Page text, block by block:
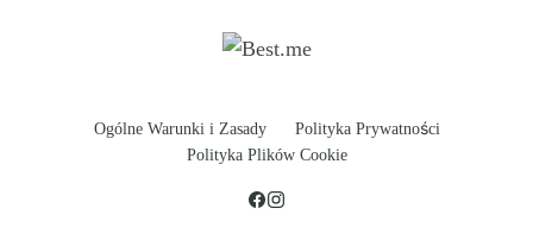
Ogólne Warunki i Zasady
Polityka Prywatności
Polityka Plików Cookie